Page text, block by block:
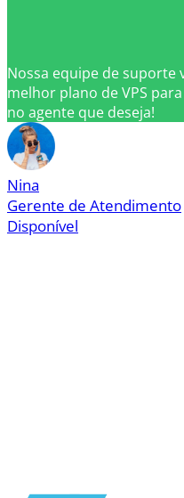
Nossa equipe de suporte
melhor plano de VPS
no agente que deseja!
Nina
Gerente de Atendimento
Disponível